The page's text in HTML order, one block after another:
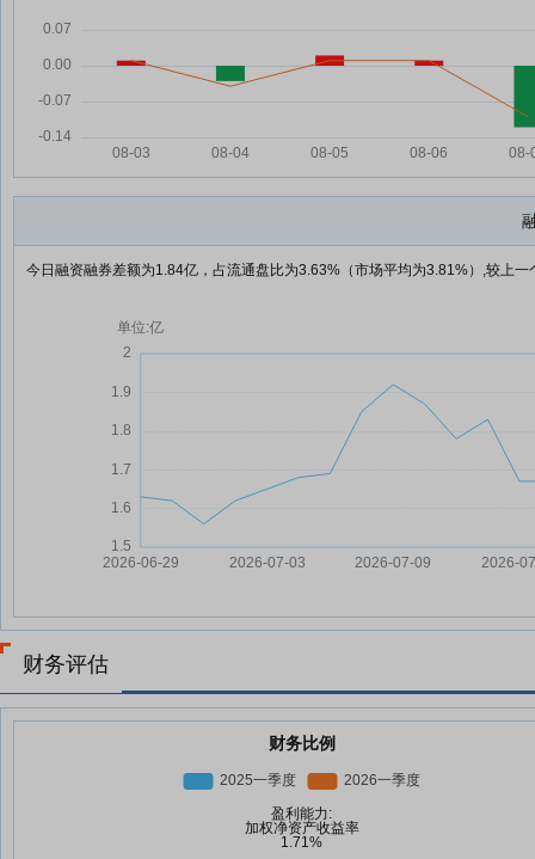
今日融资融券差额为1.84亿，占流通盘比为3.63%（市场平均为3.81%）,较上一
财务评估
财务比例